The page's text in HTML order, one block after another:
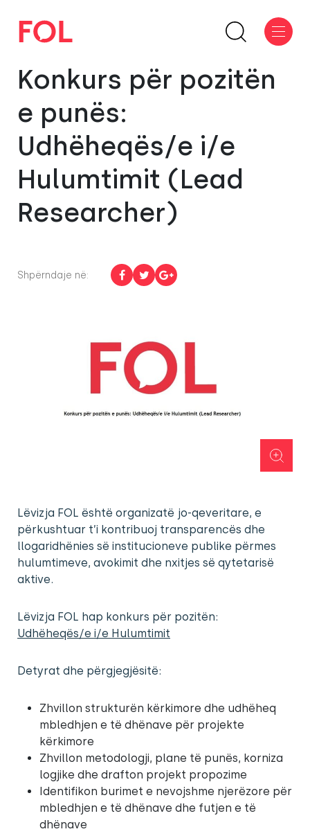
Konkurs për pozitën
e punës:
Udhëheqës/e i/e
Hulumtimit (Lead
Researcher)
Shpërndaje në:
Lëvizja FOL është organizatë jo-qeveritare, e
përkushtuar t’i kontribuoj transparencës dhe
llogaridhënies së institucioneve publike përmes
hulumtimeve, avokimit dhe nxitjes së qytetarisë
aktive.
Lëvizja FOL hap konkurs për pozitën:
Udhëheqës/e i/e Hulumtimit
Detyrat dhe përgjegjësitë:
Zhvillon strukturën kërkimore dhe udhëheq
mbledhjen e të dhënave për projekte
kërkimore
Zhvillon metodologji, plane të punës, korniza
logjike dhe drafton projekt propozime
Identifikon burimet e nevojshme njerëzore për
mbledhjen e të dhënave dhe futjen e të
dhënave